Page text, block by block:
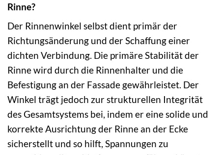
Rinne?
Der Rinnenwinkel selbst dient primär der
Richtungsänderung und der Schaffung einer
dichten Verbindung. Die primäre Stabilität der
Rinne wird durch die Rinnenhalter und die
Befestigung an der Fassade gewährleistet. Der
Winkel trägt jedoch zur strukturellen Integrität
des Gesamtsystems bei, indem er eine solide und
korrekte Ausrichtung der Rinne an der Ecke
sicherstellt und so hilft, Spannungen zu